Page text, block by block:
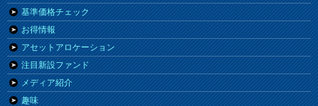
基準価格チェック
お得情報
アセットアロケーション
注目新設ファンド
メディア紹介
趣味